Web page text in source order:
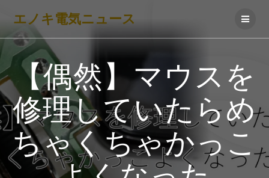
テ
ツ
ス
キ
ッ
プ
エノキ電気ニュース
【偶然】マウスを
修理していたらめ
ちゃくちゃかっこ